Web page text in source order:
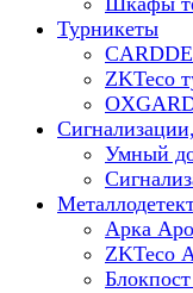
Турникеты
ZKTeco
Умный
Арка
ZKTeco